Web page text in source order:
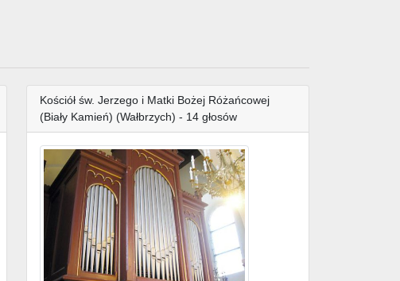
Kościół św. Jerzego i Matki Bożej Różańcowej
(Biały Kamień) (Wałbrzych) - 14 głosów